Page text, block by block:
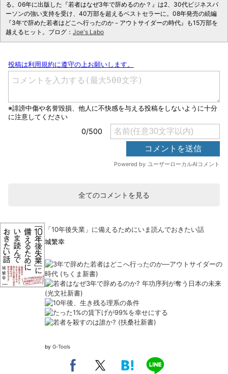
る。06年に出版した『若者はなぜ3年で辞めるのか？』は2、30代ビジネスパ
ーソンの強い支持を受け、40万部を超えるベストセラーに。08年発売の続編
『3年で辞めた若者はどこへ行ったのか－アウトサイダーの時代』も15万部を
越えるヒット。ブログ： Joe's Labo
全てのコメントを見る
「10年後失業」に備えるためにいま読んでおきたい話
城繁幸
by G-Tools